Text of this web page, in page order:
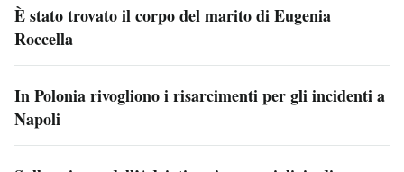
È stato trovato il corpo del marito di Eugenia
Roccella
In Polonia rivogliono i risarcimenti per gli incidenti a
Napoli